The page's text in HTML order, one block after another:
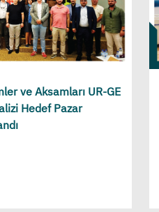
ve Aksamları UR-GE
Hedef Pazar